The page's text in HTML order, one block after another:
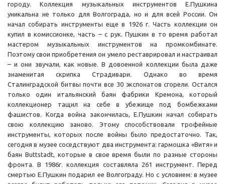
городу. Коллекция музыкальных инструментов Е.Пушкина
уникальна не только для Волгограда, но и для всей России. Он
начал собирать инструменты еще в 1926 г. Часть коллекции он
купил в комиссионке, часть – с рук. Пушкин в то время работал
мастером музыкальных инструментов на промкомбинате.
Поэтому свои приобретения он умело реставрировал и настраивал
– и они звучали, как новые. В довоенной коллекции была даже
знаменитая скрипка Страдивари. Однако во время
Сталинградской битвы почти все 30 экспонатов сгорели. Остался
только один итальянский баян фабрики Кремона, который
коллекционер тащил на себе в убежище под бомбежками
фашистов. Когда война закончилась, Е.Пушкин начал собирать
свою коллекцию заново. Этому способствовали трофейные
инструменты, которых после войны было предостаточно. Так,
сегодня в музее соседствуют два инструмента: гармошка «Витя» и
баян Buttstadt, которые в свое время были по разные стороны
фронта. В 1986г. коллекция составляла 261 инструмент. Перед
смертью Е.Пушкин подарил ее Волгограду. Но с условием: в музее